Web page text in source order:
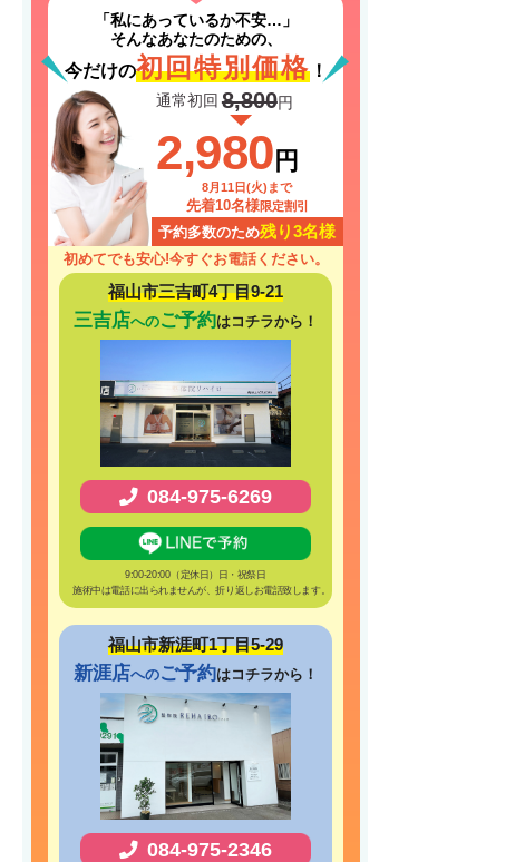
「私にあっているか不安…」
そんなあなたのための、
今だけの初回特別価格！
通常初回 8,800円
2,980 円
8月11日(火)まで
先着10名様限定割引
予約多数のため残り3名様
初めてでも安心!今すぐお電話ください。
福山市三吉町4丁目9-21
三吉店へのご予約はコチラから！
084-975-6269
9:00-20:00（定休日）日・祝祭日
施術中は電話に出られませんが、折り返しお電話致します。
福山市新涯町1丁目5-29
新涯店へのご予約はコチラから！
084-975-2346